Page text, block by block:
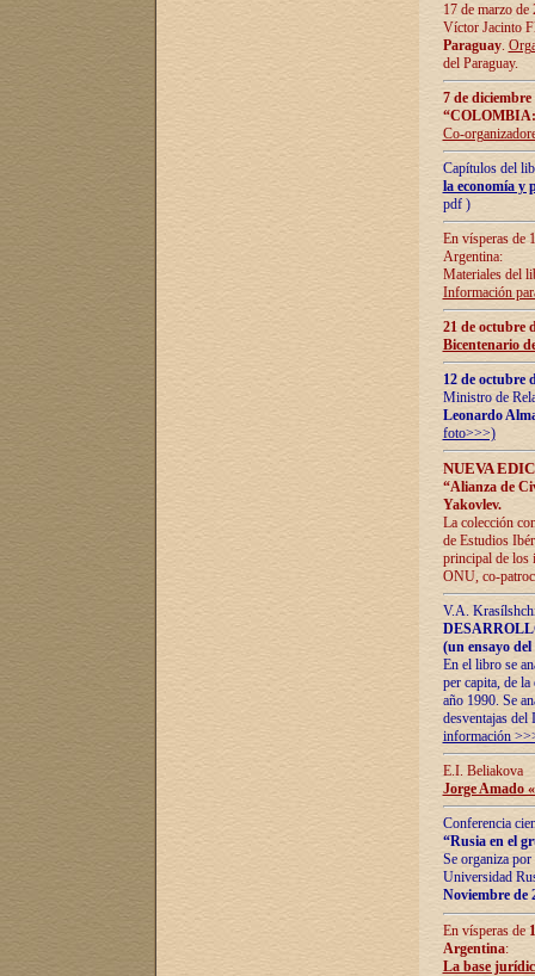
17 de marzo
Víctor Jacinto
Paraguay.
del Paraguay.
7 de
Co-
Capítulos del
la economía y
pdf )
En vísperas de
Argentina:
Materiales del
Información
21 de octubre
Bicentenario
12 de octubre
Ministro de
Leonardo
foto>>>)
NUEVA
“Alianza de
Yakovlev.
La colección
de Estudios
principal de los
ONU, co-
V.A.
(un ensayo
En el libro se
per capita, de
año 1990. Se
desventajas
información
E.I. Beliakova
Jorge Amado
Conferencia
“Rusia en el
Se organiza
Universidad
Noviembre de
En vísperas de
Argentina:
La base